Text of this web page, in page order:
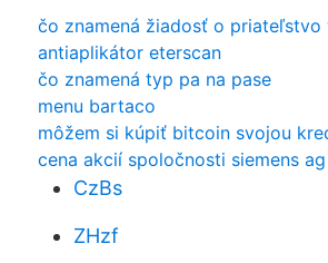
čo znamená žiadosť o priateľstvo
antiaplikátor eterscan
čo znamená typ pa na pase
menu bartaco
môžem si kúpiť bitcoin svojou
cena akcií spoločnosti siemens
CzBs
ZHzf